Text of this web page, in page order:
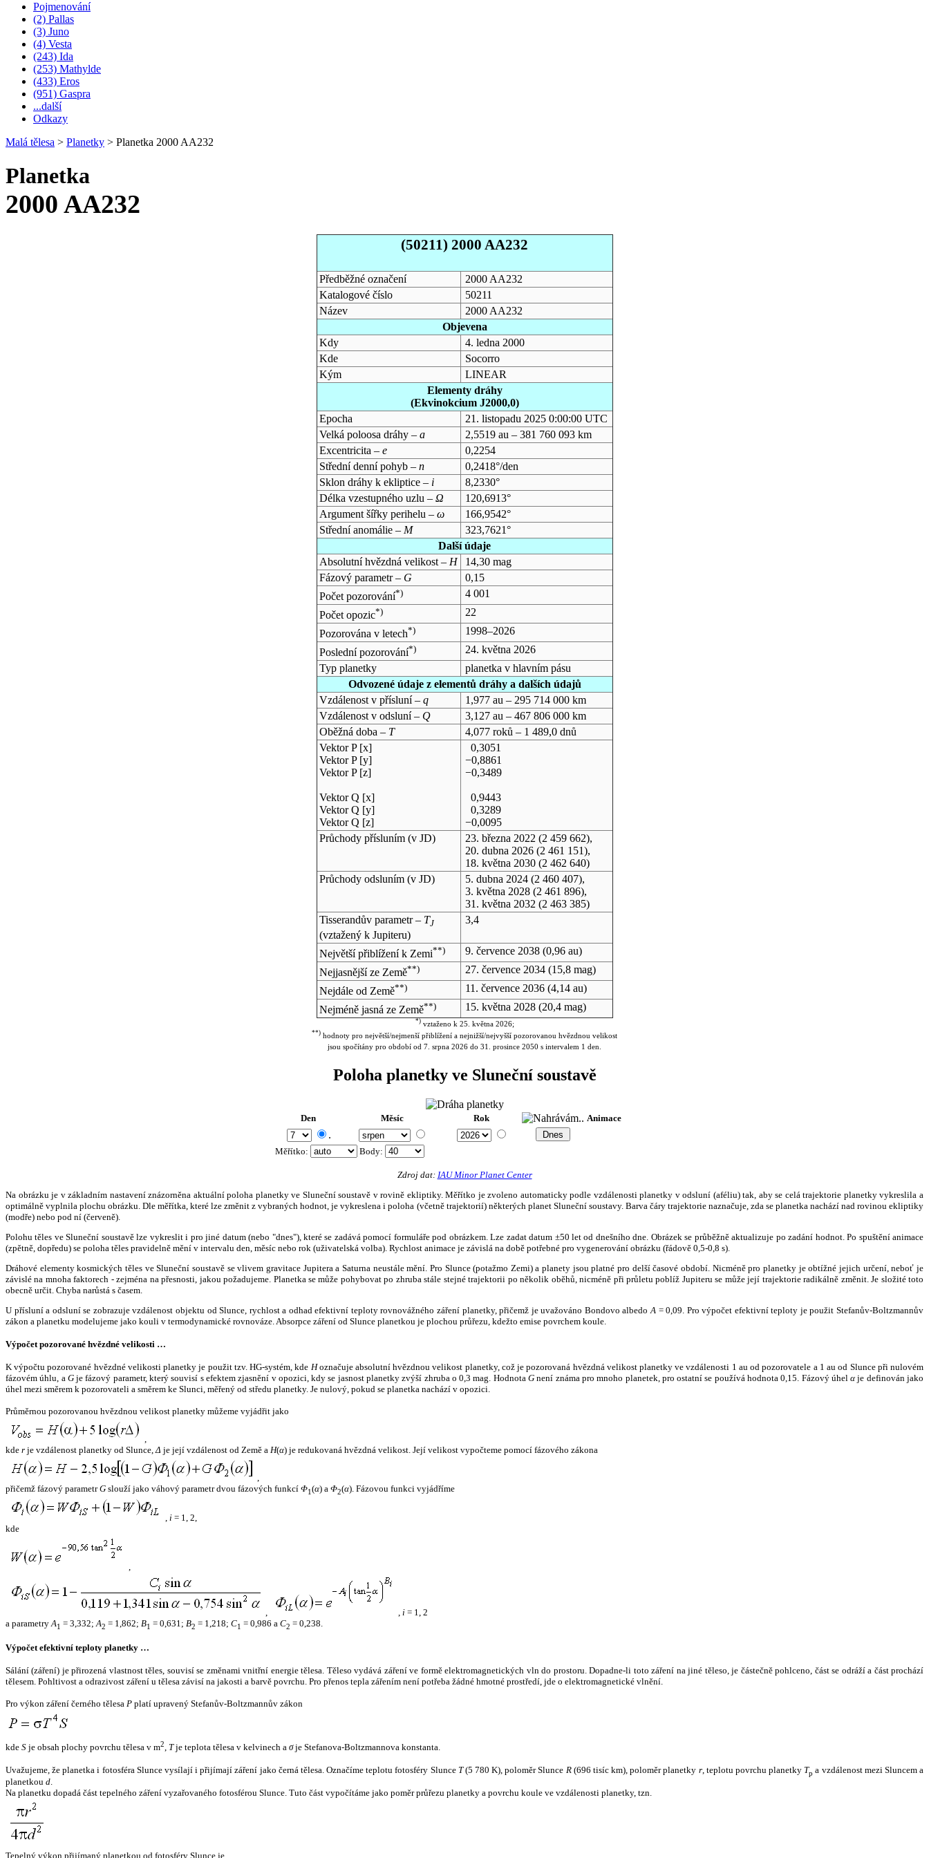
Pojmenování
(2) Pallas
(3) Juno
(4) Vesta
(243) Ida
(253) Mathylde
(433) Eros
(951) Gaspra
...další
Odkazy
Malá tělesa > Planetky > Planetka 2000 AA232
Planetka
2000 AA232
(50211) 2000 AA232
Předběžné označení
2000 AA232
Katalogové číslo
50211
Název
2000 AA232
Objevena
Kdy
4. ledna 2000
Kde
Socorro
Kým
LINEAR
Elementy dráhy
(Ekvinokcium J2000,0)
Epocha
21. listopadu 2025 0:00:00 UTC
Velká poloosa dráhy – a
2,5519 au – 381 760 093 km
Excentricita – e
0,2254
Střední denní pohyb – n
0,2418°/den
Sklon dráhy k ekliptice – i
8,2330°
Délka vzestupného uzlu – Ω
120,6913°
Argument šířky perihelu – ω
166,9542°
Střední anomálie – M
323,7621°
Další údaje
Absolutní hvězdná velikost – H
14,30 mag
Fázový parametr – G
0,15
Počet pozorování*)
4 001
Počet opozic*)
22
Pozorována v letech*)
1998–2026
Poslední pozorování*)
24. května 2026
Typ planetky
planetka v hlavním pásu
Odvozené údaje z elementů dráhy a dalších údajů
Vzdálenost v přísluní – q
1,977 au – 295 714 000 km
Vzdálenost v odsluní – Q
3,127 au – 467 806 000 km
Oběžná doba – T
4,077 roků – 1 489,0 dnů
Vektor P [x]
Vektor P [y]
Vektor P [z]
Vektor Q [x]
Vektor Q [y]
Vektor Q [z]
0,3051
−0,8861
−0,3489
0,9443
0,3289
−0,0095
Průchody přísluním (v JD) 23. března 2022 (2 459 662),
20. dubna 2026(2 461 151),
18. května 2030(2 462 640)
Průchody odsluním (v JD) 5. dubna 2024(2 460 407),
3. května 2028(2 461 896),
31. května 2032 (2 463 385)
Tisserandův parametr – TJ
(vztažený k Jupiteru)
3,4
Největší přiblížení k Zemi**) 9. července 2038(0,96 au)
Nejjasnější ze Země**) 27. července 2034(15,8 mag)
Nejdále od Země**) 11. července 2036(4,14 au)
Nejméně jasná ze Země**) 15. května 2028(20,4 mag)
*)vztaženo k 25. května 2026;
**) hodnoty pro největší/nejmenší přiblížení a nejnižší/nejvyšší pozorovanou hvězdnou velikost
jsou spočítány pro období od 7. srpna 2026 do 31. prosince 2050 s intervalem 1 den.
Poloha planetky ve Sluneční soustavě
Den Měsíc Rok Animace
.
Měřítko: Body:
Zdroj dat: IAU Minor Planet Center
Na obrázku je v základním nastavení znázorněna aktuální poloha planetky ve Sluneční soustavě v rovině ekliptiky. Měřítko je zvoleno automaticky podle vzdálenosti planetky v odsluní (aféliu) tak, aby se celá trajektorie planetky vykreslila a
optimálně vyplnila plochu obrázku. Dle měřítka, které lze změnit z vybraných hodnot, je vykreslena i poloha (včetně trajektorií) některých planet Sluneční soustavy. Barva čáry trajektorie naznačuje, zda se planetka nachází nad rovinou ekliptiky
(modře) nebo pod ní (červeně).
Polohu těles ve Sluneční soustavě lze vykreslit i pro jiné datum (nebo "dnes"), které se zadává pomocí formuláře pod obrázkem. Lze zadat datum ±50 let od dnešního dne. Obrázek se průběžně aktualizuje po zadání hodnot. Po spuštění animace
(zpětně, dopředu) se poloha těles pravidelně mění v intervalu den, měsíc nebo rok (uživatelská volba). Rychlost animace je závislá na době potřebné pro vygenerování obrázku (řádově 0,5-0,8 s).
Dráhové elementy kosmických těles ve Sluneční soustavě se vlivem gravitace Jupitera a Saturna neustále mění. Pro Slunce (potažmo Zemi) a planety jsou platné pro delší časové období. Nicméně pro planetky je obtížné jejich určení, neboť je
závislé na mnoha faktorech - zejména na přesnosti, jakou požadujeme. Planetka se může pohybovat po zhruba stále stejné trajektorii po několik oběhů, nicméně při průletu poblíž Jupiteru se může její trajektorie radikálně změnit. Je složité toto
obecně určit. Chyba narůstá s časem.
U přísluní a odsluní se zobrazuje vzdálenost objektu od Slunce, rychlost a odhad efektivní teploty rovnovážného záření planetky, přičemž je uvažováno Bondovo albedo A = 0,09. Pro výpočet efektivní teploty je použit Stefanův-Boltzmannův
zákon a planetku modelujeme jako kouli v termodynamické rovnováze. Absorpce záření od Slunce planetkou je plochou průřezu, kdežto emise povrchem koule.
Výpočet pozorované hvězdné velikosti …
K výpočtu pozorované hvězdné velikosti planetky je použit tzv. HG-systém, kde Hoznačuje absolutní hvězdnou velikost planetky, což je pozorovaná hvězdná velikost planetky ve vzdálenosti 1 au od pozorovatele a 1 au od Slunce při nulovém
fázovém úhlu, a Gje fázový parametr, který souvisí s efektem zjasnění v opozici, kdy se jasnost planetky zvýší zhruba o 0,3 mag. HodnotaG není známa pro mnoho planetek, pro ostatní se používá hodnota 0,15. Fázový úhelα je definován jako
úhel mezi směrem k pozorovateli a směrem ke Slunci, měřený od středu planetky. Je nulový, pokud se planetka nachází v opozici.
Průměrnou pozorovanou hvězdnou velikost planetky můžeme vyjádřit jako
,
kde r je vzdálenost planetky od Slunce,Δ je její vzdálenost od Země a H(α) je redukovaná hvězdná velikost. Její velikost vypočteme pomocí fázového zákona
,
přičemž fázový parametrG slouží jako váhový parametr dvou fázových funkcí Φ1(α) a Φ2(α). Fázovou funkci vyjádříme
, i = 1, 2,
kde
,
, , i = 1, 2
a parametryA1 = 3,332;A2 = 1,862; B1 = 0,631; B2 = 1,218; C1 = 0,986 a C2 = 0,238.
Výpočet efektivní teploty planetky …
Sálání (záření) je přirozená vlastnost těles, souvisí se změnami vnitřní energie tělesa. Těleso vydává záření ve formě elektromagnetických vln do prostoru. Dopadne-li toto záření na jiné těleso, je částečně pohlceno, část se odráží a část prochází
tělesem. Pohltivost a odrazivost záření u tělesa závisí na jakosti a barvě povrchu. Pro přenos tepla zářením není potřeba žádné hmotné prostředí, jde o elektromagnetické vlnění.
Pro výkon záření černého tělesa P platí upravený Stefanův-Boltzmannův zákon
kde S je obsah plochy povrchu tělesa v m2, Tje teplota tělesa v kelvinech a σje Stefanova-Boltzmannova konstanta.
Uvažujeme, že planetka i fotosféra Slunce vysílají i přijímají záření jako černá tělesa. Označíme teplotu fotosféry Slunce T(5 780 K), poloměr Slunce R(696 tisíc km), poloměr planetky r, teplotu povrchu planetky Tp a vzdálenost mezi Sluncem a
planetkou d.
Na planetku dopadá část tepelného záření vyzařovaného fotosférou Slunce. Tuto část vypočítáme jako poměr průřezu planetky a povrchu koule ve vzdálenosti planetky, tzn.
Tepelný výkon přijímaný planetkou od fotosféry Slunce je